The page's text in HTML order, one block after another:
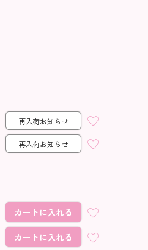
再入荷お知らせ
再入荷お知らせ
カートに入れる
カートに入れる